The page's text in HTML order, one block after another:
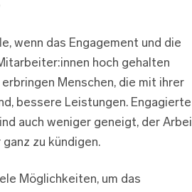
wenn das Engagement und die
hoch gehalten
Menschen, die mit ihrer
bessere Leistungen. Engagierte
auch weniger geneigt, der
zu kündigen.
Möglichkeiten, um das